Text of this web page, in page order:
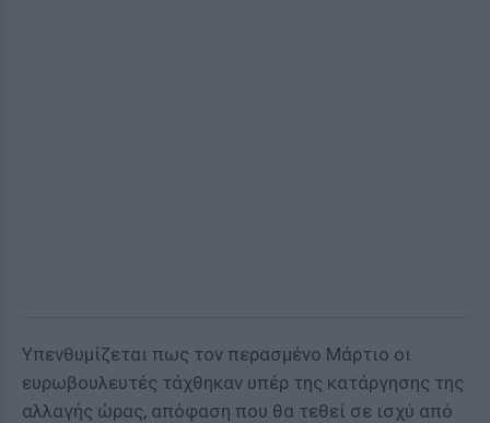
Υπενθυμίζεται πως τον περασμένο Μάρτιο οι
ευρωβουλευτές τάχθηκαν υπέρ της κατάργησης της
αλλαγής ώρας, απόφαση που θα τεθεί σε ισχύ από